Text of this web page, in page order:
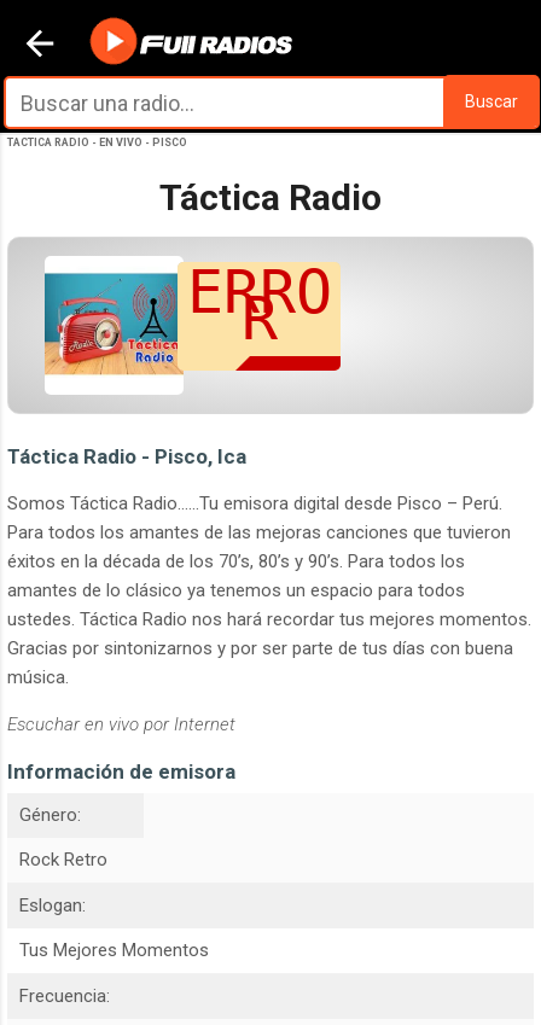
Ir al contenido principal
Buscar
TACTICA RADIO - EN VIVO - PISCO
Táctica Radio
Táctica Radio - Pisco, Ica
Somos Táctica Radio……Tu emisora digital desde Pisco – Perú.
Para todos los amantes de las mejoras canciones que tuvieron
éxitos en la década de los 70’s, 80’s y 90’s. Para todos los
amantes de lo clásico ya tenemos un espacio para todos
ustedes. Táctica Radio nos hará recordar tus mejores momentos.
Gracias por sintonizarnos y por ser parte de tus días con buena
música.
Escuchar en vivo por Internet
Información de emisora
Género:
Rock Retro
Eslogan:
Tus Mejores Momentos
Frecuencia: